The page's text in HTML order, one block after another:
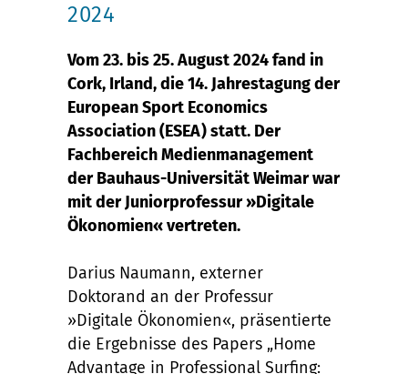
2024
Vom 23. bis 25. August 2024 fand in
Cork, Irland, die 14. Jahrestagung der
European Sport Economics
Association (ESEA) statt. Der
Fachbereich Medienmanagement
der Bauhaus-Universität Weimar war
mit der Juniorprofessur »Digitale
Ökonomien« vertreten.
Darius Naumann, externer
Doktorand an der Professur
»Digitale Ökonomien«, präsentierte
die Ergebnisse des Papers „Home
Advantage in Professional Surfing: